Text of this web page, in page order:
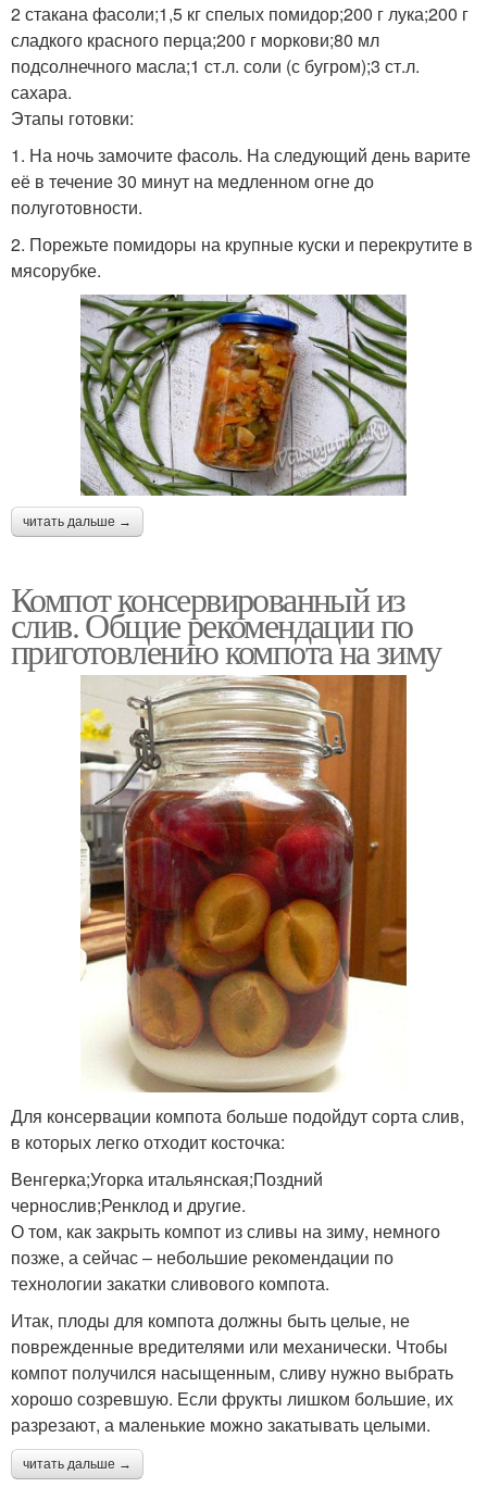
2 стакана фасоли;1,5 кг спелых помидор;200 г лука;200 г
сладкого красного перца;200 г моркови;80 мл
подсолнечного масла;1 ст.л. соли (с бугром);3 ст.л.
сахара.
Этапы готовки:
1. На ночь замочите фасоль. На следующий день варите
её в течение 30 минут на медленном огне до
полуготовности.
2. Порежьте помидоры на крупные куски и перекрутите в
мясорубке.
читать дальше →
Компот консервированный из
слив. Общие рекомендации по
приготовлению компота на зиму
Для консервации компота больше подойдут сорта слив,
в которых легко отходит косточка:
Венгерка;Угорка итальянская;Поздний
чернослив;Ренклод и другие.
О том, как закрыть компот из сливы на зиму, немного
позже, а сейчас – небольшие рекомендации по
технологии закатки сливового компота.
Итак, плоды для компота должны быть целые, не
поврежденные вредителями или механически. Чтобы
компот получился насыщенным, сливу нужно выбрать
хорошо созревшую. Если фрукты лишком большие, их
разрезают, а маленькие можно закатывать целыми.
читать дальше →